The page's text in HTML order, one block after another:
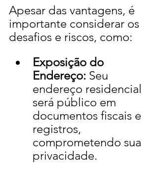
Apesar das vantagens, é
importante considerar os
desafios e riscos, como:
Exposição do
Endereço: Seu
endereço residencial
será público em
documentos fiscais e
registros,
comprometendo sua
privacidade.